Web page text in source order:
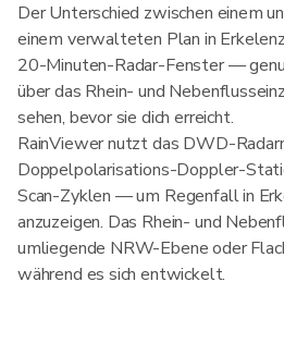
Der Unterschied zwischen einem
einem verwalteten Plan in
20-Minuten-Radar-Fenster —
über das Rhein- und
sehen, bevor sie dich erreicht.
RainViewer nutzt das DWD-
Doppelpolarisations-Doppler-
Scan-Zyklen — um Regenfall in
anzuzeigen. Das Rhein- und
umliegende NRW-Ebene oder
während es sich entwickelt.